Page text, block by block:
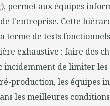
permet aux équipes
de l'entreprise. Cette
terme de tests
exhaustive : faire des
de limiter les
production, les équipes
les meilleures